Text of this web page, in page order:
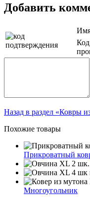
Добавить
Код
Назад в раздел «Ковры
Похожие товары
Прикроватный
Многоугольник